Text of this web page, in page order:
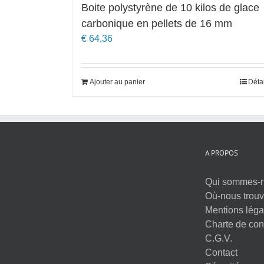
Boite polystyrène de 10 kilos de glace
carbonique en pellets de 16 mm
€ 64,36
Ajouter au panier
A PROPOS
Qui sommes-
Où-nous
Mentions
Charte de
C.G.V.
Contact